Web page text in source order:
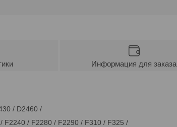
Информация для заказа
/ D2460 /
F2240 / F2280 / F2290 / F310 / F325 /